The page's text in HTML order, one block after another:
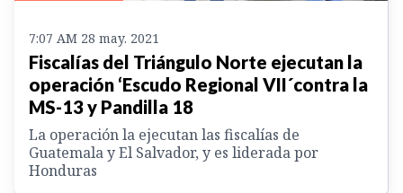
7:07 AM 28 may. 2021
Fiscalías del Triángulo Norte ejecutan la
operación ‘Escudo Regional VII´contra la
MS-13 y Pandilla 18
La operación la ejecutan las fiscalías de
Guatemala y El Salvador, y es liderada por
Honduras